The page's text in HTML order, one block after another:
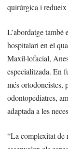
quirúrgica i
L’abordatge
hospitalari en el
Maxil·lofacial,
especialitzada. En
més ortodoncistes,
odontopediatres,
adaptada a les
“La complexitat de